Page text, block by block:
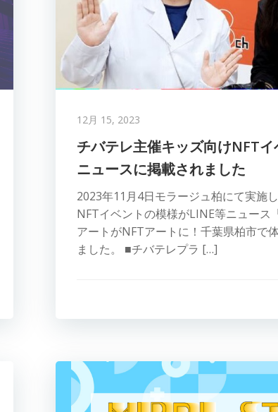
12月 15, 2023
チバテレ主催キッズ向けNFT
ニュースに掲載されました
2023年11月4日モラージュ柏にて実施
NFTイベントの模様がLINE等ニュース
アートがNFTアートに！千葉県柏市で
ました。 ■チバテレプラ […]